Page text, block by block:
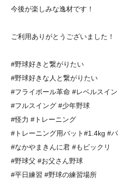
今後が楽しみな逸材です！
ご利用ありがとうございました！
#野球好きと繋がりたい
#野球好きな人と繋がりたい
⁡#フライボール革命 #レベルスイ
#フルスイング #少年野球
#怪力 #トレーニング
#トレーニング用バット#1.4kg #
#なかやまきんに君 #もビックリ
#野球父 #お父さん野球
#平日練習 #野球の練習場所